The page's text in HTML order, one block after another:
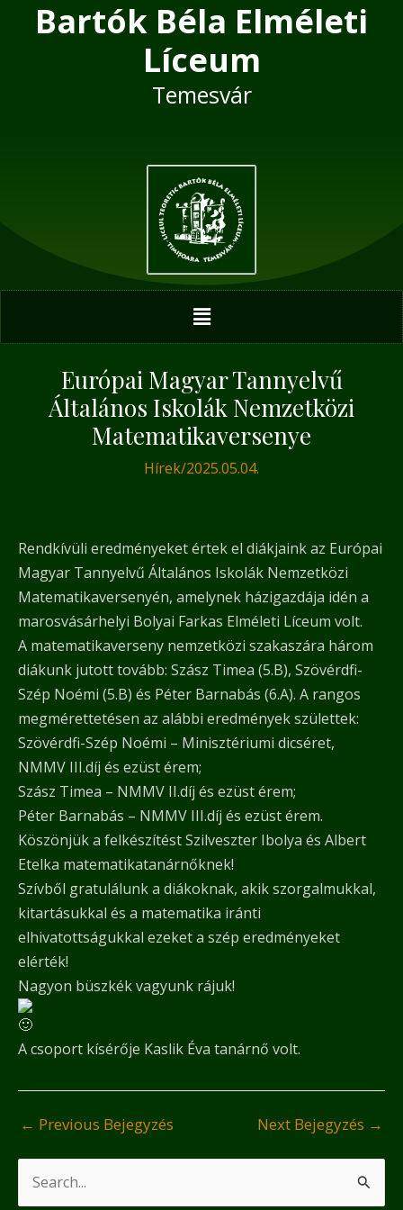
Bartók Béla Elméleti
Líceum
Temesvár
Menu
Európai Magyar Tannyelvű
Általános Iskolák Nemzetközi
Matematikaversenye
Hírek/2025.05.04.
Rendkívüli eredményeket értek el diákjaink az Európai
Magyar Tannyelvű Általános Iskolák Nemzetközi
Matematikaversenyén, amelynek házigazdája idén a
marosvásárhelyi Bolyai Farkas Elméleti Líceum volt.
A matematikaverseny nemzetközi szakaszára három
diákunk jutott tovább: Szász Timea (5.B), Szövérdfi-
Szép Noémi (5.B) és Péter Barnabás (6.A). A rangos
megmérettetésen az alábbi eredmények születtek:
Szövérdfi-Szép Noémi – Minisztériumi dicséret,
NMMV III.díj és ezüst érem;
Szász Timea – NMMV II.díj és ezüst érem;
Péter Barnabás – NMMV III.díj és ezüst érem.
Köszönjük a felkészítést Szilveszter Ibolya és Albert
Etelka matematikatanárnőknek!
Szívből gratulálunk a diákoknak, akik szorgalmukkal,
kitartásukkal és a matematika iránti
elhivatottságukkal ezeket a szép eredményeket
elérték!
Nagyon büszkék vagyunk rájuk!
A csoport kísérője Kaslik Éva tanárnő volt.
Post
navigation
← Previous Bejegyzés Next Bejegyzés →